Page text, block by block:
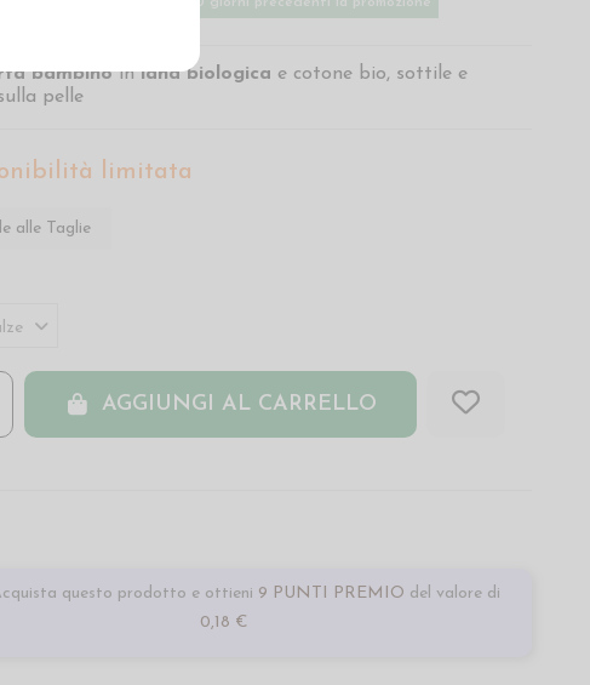
bambinoinlana biologica e cotone bio, sottile e
pelle
limitata
alle Taglie
AGGIUNGI AL CARRELLO
questo prodotto e ottieni 9 PUNTI PREMIO del valore di
0,18 €